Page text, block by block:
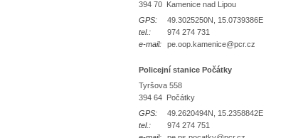
394 70 Kamenice nad Lipou
GPS:
49.3025250N, 15.0739386E
tel.:
974 274 731
e-mail:
pe.oop.kamenice@pcr.cz
Policejní stanice Počátky
Tyršova 558
394 64 Počátky
GPS:
49.2620494N, 15.2358842E
tel.:
974 274 751